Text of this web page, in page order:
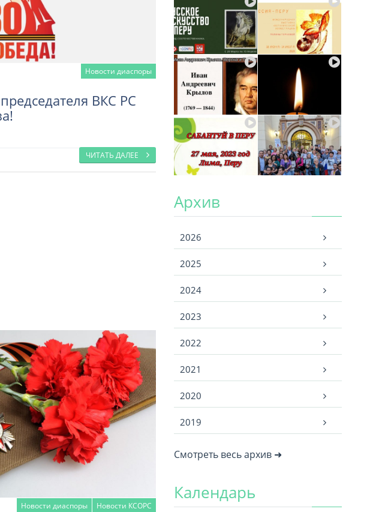
Новости диаспоры
ВКС РС
ЧИТАТЬ ДАЛЕЕ
Новости диаспоры Новости КСОРС
Архив
2026
2025
2024
2023
2022
2021
2020
2019
Смотреть весь архив ➜
Календарь